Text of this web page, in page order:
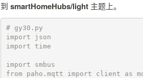
到 smartHomeHubs/light 主题上。
# gy30.py
import json
import time
import smbus
from paho.mqtt import client as